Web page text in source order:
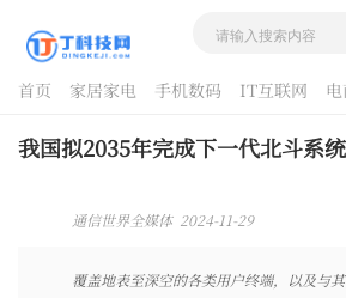
首页 家居家电 手机数码 IT互联网
酷品评测
我国拟2035年完成下一代北斗系
通信世界全媒体 2024-11-29
覆盖地表至深空的各类用户终端，以及与